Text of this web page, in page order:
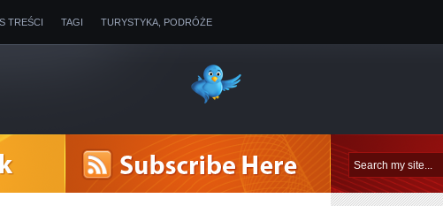
TREŚCI TAGI TURYSTYKA, PODRÓŻE